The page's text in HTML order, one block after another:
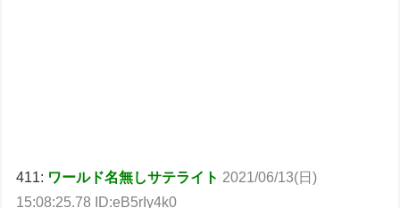
411: ワールド名無しサテライト 2021/06/13(日)
15:08:25.78 ID:eB5rIy4k0